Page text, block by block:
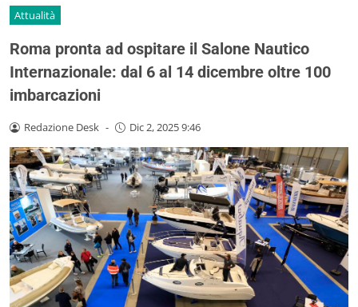
Attualità
Roma pronta ad ospitare il Salone Nautico
Internazionale: dal 6 al 14 dicembre oltre 100
imbarcazioni
Redazione Desk - Dic 2, 2025 9:46